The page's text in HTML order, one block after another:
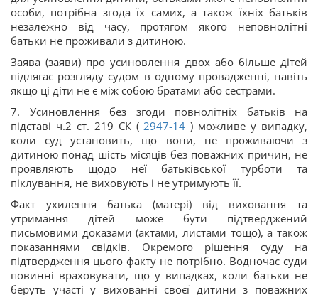
особи, потрібна згода їх самих, а також їхніх батьків
незалежно від часу, протягом якого неповнолітні
батьки не проживали з дитиною.
Заява (заяви) про усиновлення двох або більше дітей
підлягає розгляду судом в одному провадженні, навіть
якщо ці діти не є між собою братами або сестрами.
7. Усиновлення без згоди повнолітніх батьків на
підставі ч.2 ст. 219 СК (2947-14 ) можливе у випадку,
коли суд установить, що вони, не проживаючи з
дитиною понад шість місяців без поважних причин, не
проявляють щодо неї батьківської турботи та
піклування, не виховують і не утримують її.
Факт ухилення батька (матері) від виховання та
утримання дітей може бути підтверджений
письмовими доказами (актами, листами тощо), а також
показаннями свідків. Окремого рішення суду на
підтвердження цього факту не потрібно. Водночас суди
повинні враховувати, що у випадках, коли батьки не
беруть участі у вихованні своєї дитини з поважних